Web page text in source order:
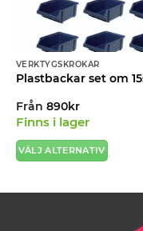
VERKTYGSKROKAR
Plastbackar set om
Från 890kr
Finns i lager
VÄLJ ALTERNATIV